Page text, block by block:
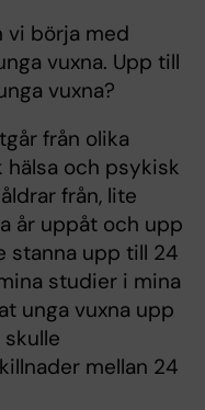
vi börja med
vuxna. Upp till
vuxna?
från olika
och psykisk
från, lite
år uppåt och upp
stanna upp till 24
studier i mina
unga vuxna upp
mellan 24